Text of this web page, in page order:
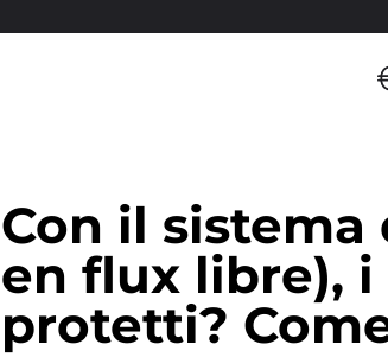
Con il sistema
en flux libre),
protetti?